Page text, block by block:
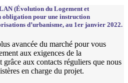
(Évolution du Logement et
obligation pour une instruction
d’urbanisme, au 1er janvier 2022.
avancée du marché pour vous
aux exigences de la
aux contacts réguliers que nous
en charge du projet.